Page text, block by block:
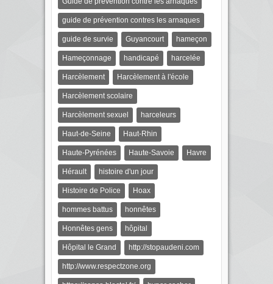
guide de prévention contres les arnaques
guide de survie Guyancourt hameçon
Hameçonnage handicapé harcelée
Harcèlement Harcèlement à l'école
Harcèlement scolaire
Harcèlement sexuel harceleurs
Haut-de-Seine Haut-Rhin
Haute-Pyrénées Haute-Savoie Havre
Hérault histoire d'un jour
Histoire de Police Hoax
hommes battus honnêtes
Honnêtes gens hôpital
Hôpital le Grand http://stopaudeni.com
http://www.respectzone.org